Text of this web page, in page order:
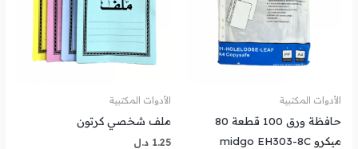
الأدوات المكتبية
حافظة ورق 100 قطعة 80
ميكرو midgo EH303-8C
الأدوات المكتبية
ملف شخصي كرتون
1.25 د.ل